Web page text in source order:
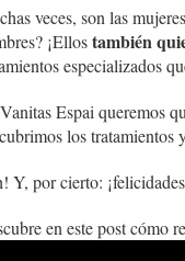
veces, son las
¡Ellostambién
especializados
Espai queremos
los tratamientos
Y, por cierto:
en este post cómo